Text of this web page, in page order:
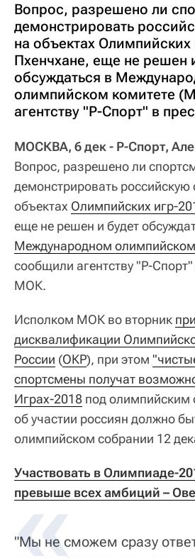
Вопрос, разрешено ли
демонстрировать
на объектах Олимпийских
Пхенчхане, еще не решен
обсуждаться в
олимпийском комитете
агентству "Р-Спорт" в
МОСКВА, 6 дек - Р-Спорт,
Вопрос, разрешено ли
демонстрировать российскую
объектах Олимпийских игр-
еще не решен и будет
Международном
сообщили агентству "Р-
МОК.
Исполком МОК во вторник
дисквалификации
России (ОКР), при этом
спортсмены получат
Играх-2018 под
об участии россиян должно
олимпийском собрании 12
Участвовать в Олимпиаде-
превыше всех амбиций –
"Мы не сможем сразу